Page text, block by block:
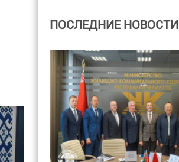
ПОСЛЕДНИЕ НОВОСТИ